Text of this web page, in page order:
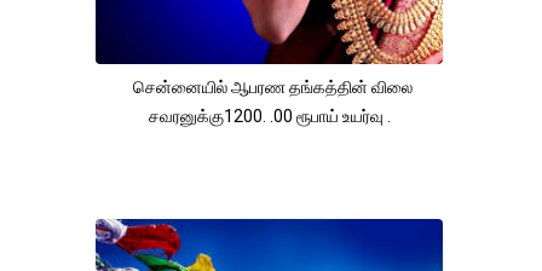
சென்னையில் ஆபரண தங்கத்தின் விலை
சவரனுக்கு1200. .00 ரூபாய் உயர்வு .